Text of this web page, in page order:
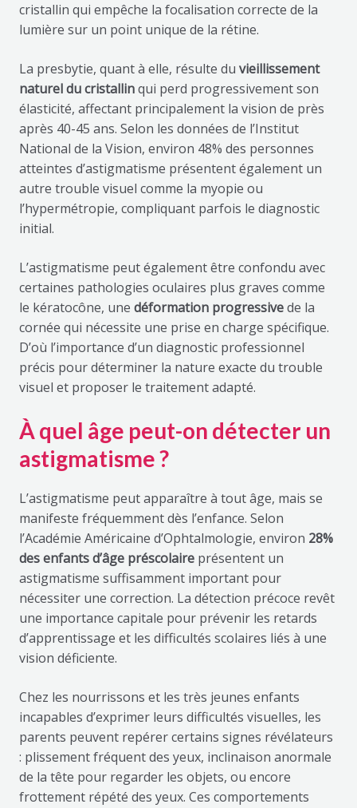
cristallin qui empêche la focalisation correcte de la
lumière sur un point unique de la rétine.
La presbytie, quant à elle, résulte du vieillissement
naturel du cristallinqui perd progressivement son
élasticité, affectant principalement la vision de près
après 40-45 ans. Selon les données de l’Institut
National de la Vision, environ 48% des personnes
atteintes d’astigmatisme présentent également un
autre trouble visuel comme la myopie ou
l’hypermétropie, compliquant parfois le diagnostic
initial.
L’astigmatisme peut également être confondu avec
certaines pathologies oculaires plus graves comme
le kératocône, une déformation progressivede la
cornée qui nécessite une prise en charge spécifique.
D’où l’importance d’un diagnostic professionnel
précis pour déterminer la nature exacte du trouble
visuel et proposer le traitement adapté.
À quel âge peut-on détecter un
astigmatisme ?
L’astigmatisme peut apparaître à tout âge, mais se
manifeste fréquemment dès l’enfance. Selon
l’Académie Américaine d’Ophtalmologie, environ 28%
des enfants d’âge préscolaireprésentent un
astigmatisme suffisamment important pour
nécessiter une correction. La détection précoce revêt
une importance capitale pour prévenir les retards
d’apprentissage et les difficultés scolaires liés à une
vision déficiente.
Chez les nourrissons et les très jeunes enfants
incapables d’exprimer leurs difficultés visuelles, les
parents peuvent repérer certains signes révélateurs
: plissement fréquent des yeux, inclinaison anormale
de la tête pour regarder les objets, ou encore
frottement répété des yeux. Ces comportements